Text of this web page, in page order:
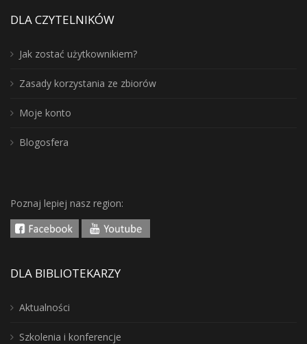
DLA CZYTELNIKÓW
Jak zostać użytkownikiem?
Zasady korzystania ze zbiorów
Moje konto
Blogosfera
Poznaj lepiej nasz region:
DLA BIBLIOTEKARZY
Aktualności
Szkolenia i konferencje